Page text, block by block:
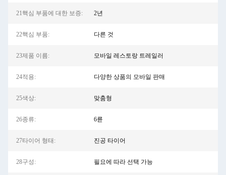
21핵심 부품에 대한 보증: 2년
22핵심 부품: 다른 것
23제품 이름: 모바일 레스토랑 트레일러
24적용: 다양한 상품의 모바일 판매
25색상: 맞춤형
26종류: 6륜
27타이어 형태: 진공 타이어
28구성: 필요에 따라 선택 가능